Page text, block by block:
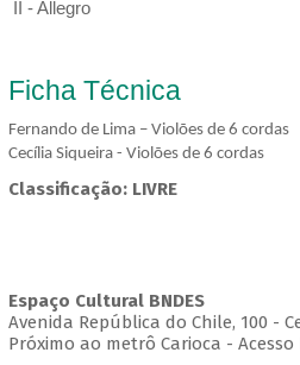
II - Allegro
Ficha Técnica
Fernando de Lima – Violões de 6 cordas
Cecília Siqueira - Violões de 6 cordas
Classificação: LIVRE
Espaço Cultural BNDES
Avenida República do Chile, 100 -
Próximo ao metrô Carioca - Acesso